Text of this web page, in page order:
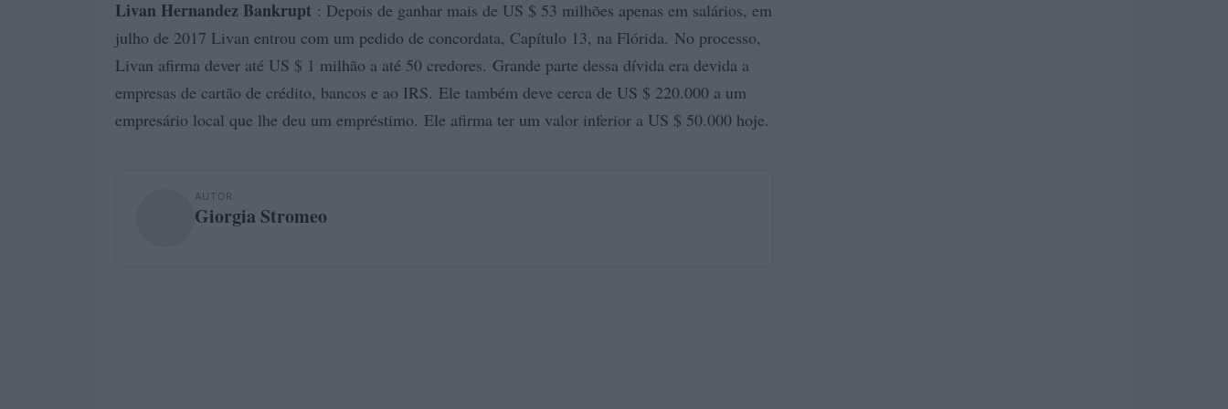
Livan Hernandez Bankrupt : Depois de ganhar mais de US $ 53 milhões apenas em salários, em
julho de 2017 Livan entrou com um pedido de concordata, Capítulo 13, na Flórida. No processo,
Livan afirma dever até US $ 1 milhão a até 50 credores. Grande parte dessa dívida era devida a
empresas de cartão de crédito, bancos e ao IRS. Ele também deve cerca de US $ 220.000 a um
empresário local que lhe deu um empréstimo. Ele afirma ter um valor inferior a US $ 50.000 hoje.
AUTOR
Giorgia Stromeo